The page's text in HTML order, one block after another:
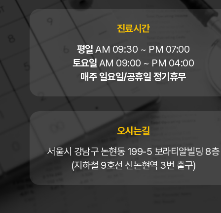
진료시간
평일 AM 09:30 ~ PM 07:00
토요일 AM 09:00 ~ PM 04:00
매주 일요일/공휴일 정기휴무
오시는길
서울시 강남구 논현동 199-5 보라티알빌딩 8층
(지하철 9호선 신논현역 3번 출구)